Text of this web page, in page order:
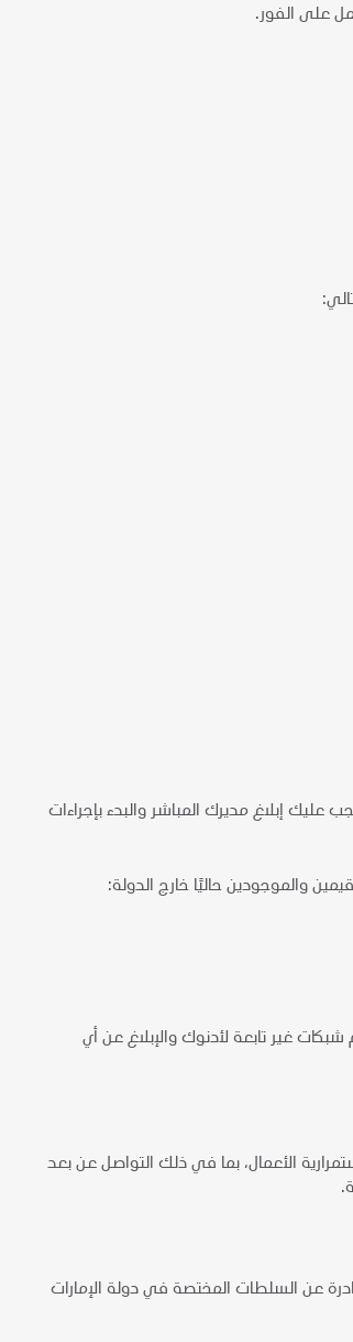
على الفور.
خاصة بالعمل أو شخصية في يوم الجمعة 13 مارس 2020 أو بعد ذلك، يجب عليك إبلاغ مديرك المباشر والبدء بإجراءات
والموجودين حاليًا خارج الدولة:
غير تابعة لأدنوك والإبلاغ عن أي
الأعمال، بما في ذلك التواصل عن بعد
عن السلطات المختصة في دولة الإمارات